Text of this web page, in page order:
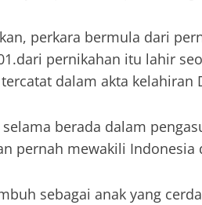
perkara bermula dari
pernikahan itu lahir
dalam akta kelahiran
berada dalam
pernah mewakili
sebagai anak yang